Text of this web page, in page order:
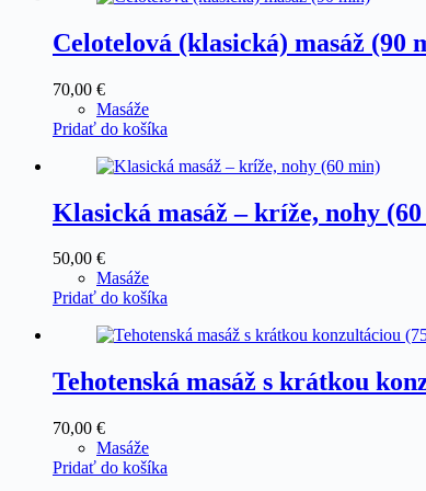
Celotelová (klasická) masáž (90
70,00 €
Masáže
Pridať do košíka
Klasická masáž – kríže, nohy
50,00 €
Masáže
Pridať do košíka
Tehotenská masáž s krátkou
70,00 €
Masáže
Pridať do košíka